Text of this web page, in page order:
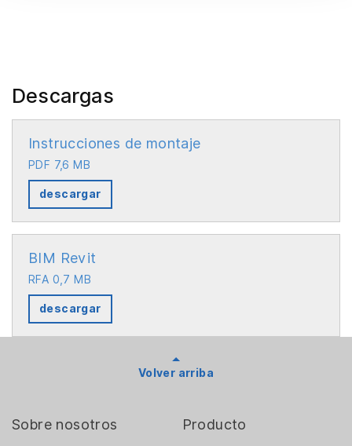
Descargas
Instrucciones de montaje
PDF 7,6 MB
descargar
BIM Revit
RFA 0,7 MB
descargar
Volver arriba
Sobre nosotros Producto